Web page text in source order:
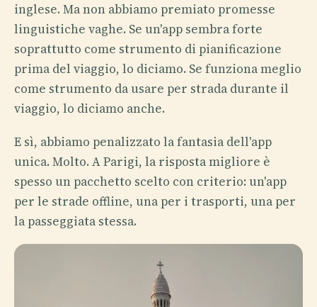
inglese. Ma non abbiamo premiato promesse
linguistiche vaghe. Se un'app sembra forte
soprattutto come strumento di pianificazione
prima del viaggio, lo diciamo. Se funziona meglio
come strumento da usare per strada durante il
viaggio, lo diciamo anche.
E sì, abbiamo penalizzato la fantasia dell'app
unica. Molto. A Parigi, la risposta migliore è
spesso un pacchetto scelto con criterio: un'app
per le strade offline, una per i trasporti, una per
la passeggiata stessa.